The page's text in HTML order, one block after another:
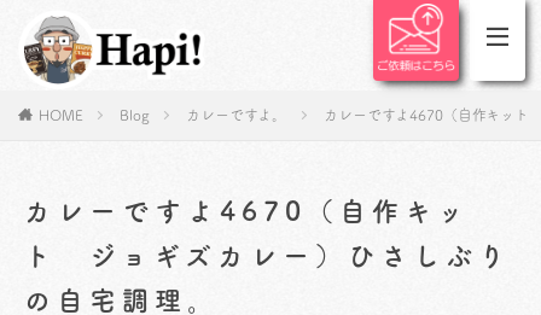
HOME Blog カレーですよ。 カレーですよ4670（自作キッ
カレーですよ4670（自作キッ
ト ジョギズカレー）ひさしぶり
の自宅調理。